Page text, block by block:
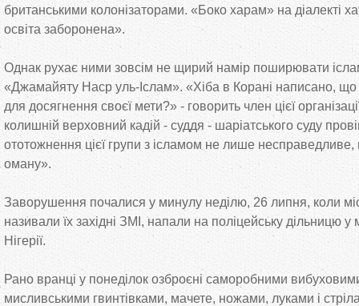
британськими колонізаторами. «Боко харам» на діалекті
освіта заборонена».
Однак рухає ними зовсім не щирий намір поширювати
«Джамайяту Наср уль-Іслам». «Хіба в Корані написано,
для досягнення своєї мети?» - говорить член цієї
колишній верховний кадій - суддя - шаріатського суду
ототожнення цієї групи з ісламом не лише
оману».
Заворушення почалися у минулу неділю, 26 липня, коли
називали їх західні ЗМІ, напали на поліцейську дільницю у
Нігерії.
Рано вранці у понеділок озброєні саморобними
мисливськими гвинтівками, мачете, ножами, луками і